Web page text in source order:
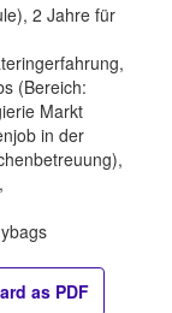
2 Jahre für
(Bereich:
Markt
in der
as PDF